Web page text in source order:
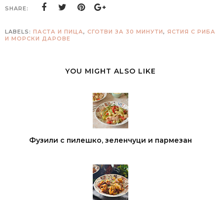
SHARE:
LABELS: ПАСТА И ПИЦА, СГОТВИ ЗА 30 МИНУТИ, ЯСТИЯ С РИБА
И МОРСКИ ДАРОВЕ
YOU MIGHT ALSO LIKE
Фузили с пилешко, зеленчуци и пармезан